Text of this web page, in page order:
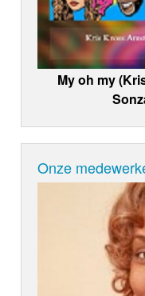
My oh my
Onze